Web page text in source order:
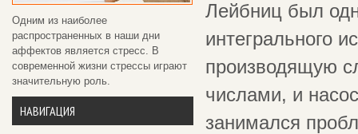
Одним из наиболее
распространенных в наши дни
аффектов является стресс. В
современной жизни стрессы играют
значительную роль.
НАВИГАЦИЯ
Лейбниц был
интегрального
производящую
числами, и
занимался